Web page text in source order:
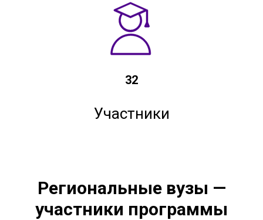
32
Участники
Региональные вузы —
участники программы